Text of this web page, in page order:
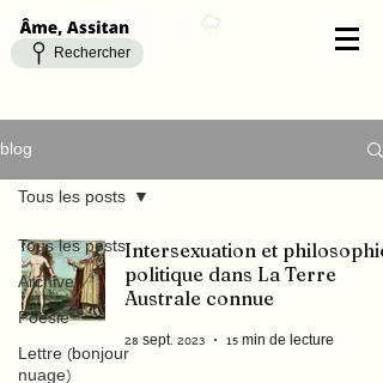
Rechercher
blog
Tous les posts
Archive
Poésie
Lettre (bonjour
nuage)
Tous les posts
Intersexuation et philosophie
politique dans La Terre
Australe connue
28 sept. 2023 15 min de lecture